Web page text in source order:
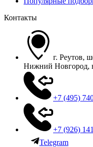
Контакты
г. Реутов,
Нижний Новгород,
+7 (495)
+7 (926)
Telegram